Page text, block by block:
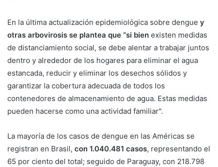
En la última actualización epidemiológica sobre dengue y
otras arbovirosis se plantea que “si bien existen medidas
de distanciamiento social, se debe alentar a trabajar juntos
dentro y alrededor de los hogares para eliminar el agua
estancada, reducir y eliminar los desechos sólidos y
garantizar la cobertura adecuada de todos los
contenedores de almacenamiento de agua. Estas medidas
pueden hacerse como una actividad familiar".
La mayoría de los casos de dengue en las Américas se
registran en Brasil, con 1.040.481 casos, representando el
65 por ciento del total; seguido de Paraguay, con 218.798